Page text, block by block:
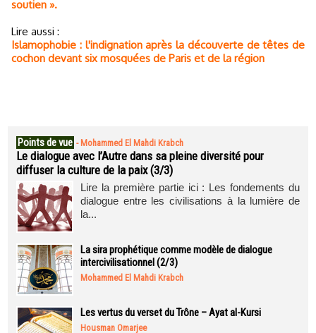
soutien ».
Lire aussi :
Islamophobie : l'indignation après la découverte de têtes de
cochon devant six mosquées de Paris et de la région
Points de vue - Mohammed El Mahdi Krabch
Le dialogue avec l’Autre dans sa pleine diversité pour
diffuser la culture de la paix (3/3)
Lire la première partie ici : Les fondements du
dialogue entre les civilisations à la lumière de
la...
La sira prophétique comme modèle de dialogue
intercivilisationnel (2/3)
Mohammed El Mahdi Krabch
Les vertus du verset du Trône – Ayat al-Kursi
Housman Omarjee